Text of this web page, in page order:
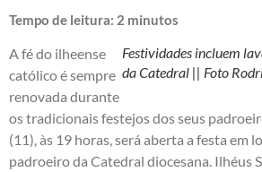
Tempo de leitura: 2 minutos
Festividades incluem
da Catedral || Foto
A fé do ilheense
católico é sempre
renovada durante
os tradicionais festejos dos seus
(11), às 19 horas, será aberta a festa em
padroeiro da Catedral diocesana. Ilhéus